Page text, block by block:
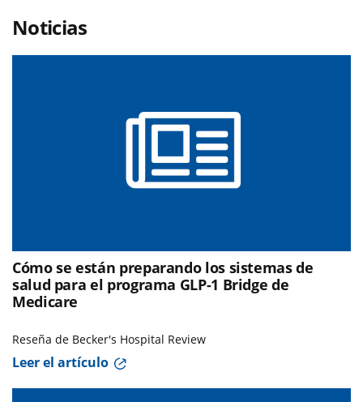
Noticias
Cómo se están preparando los sistemas de
salud para el programa GLP-1 Bridge de
Medicare
Reseña de Becker's Hospital Review
Leer el artículo